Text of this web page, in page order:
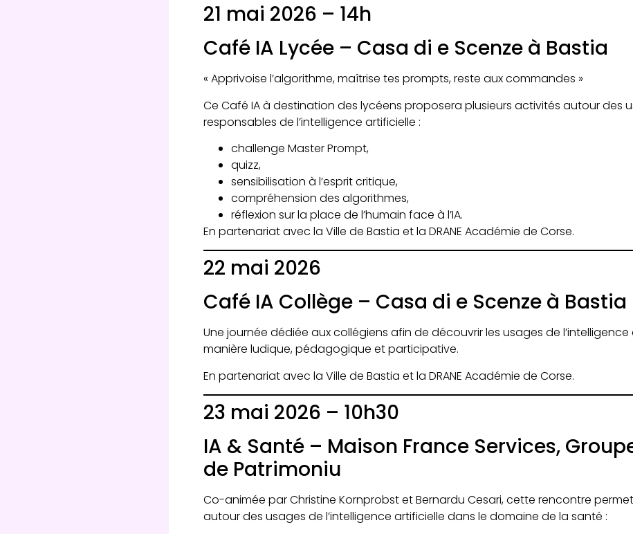
21 mai 2026 – 14h
Café IA Lycée – Casa di e Scenze à Bastia
« Apprivoise l’algorithme, maîtrise tes prompts, reste aux commandes »
Ce Café IA à destination des lycéens proposera plusieurs activités autour des
responsables de l’intelligence artificielle :
challenge Master Prompt,
quizz,
sensibilisation à l’esprit critique,
compréhension des algorithmes,
réflexion sur la place de l’humain face à l’IA.
En partenariat avec la Ville de Bastia et la DRANE Académie de Corse.
22 mai 2026
Café IA Collège – Casa di e Scenze à Bastia
Une journée dédiée aux collégiens afin de découvrir les usages de
manière ludique, pédagogique et participative.
En partenariat avec la Ville de Bastia et la DRANE Académie de Corse.
23 mai 2026 – 10h30
IA & Santé – Maison France Services,
de Patrimoniu
Co-animée par Christine Kornprobst et Bernardu Cesari, cette rencontre
autour des usages de l’intelligence artificielle dans le domaine de la santé :